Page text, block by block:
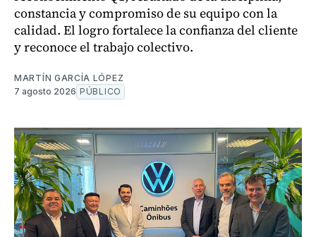
constancia y compromiso de su equipo con la
calidad. El logro fortalece la confianza del cliente
y reconoce el trabajo colectivo.
MARTÍN GARCÍA LÓPEZ
7 agosto 2026 PÚBLICO